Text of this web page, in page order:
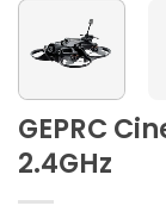
GEPRC
2.4GHz